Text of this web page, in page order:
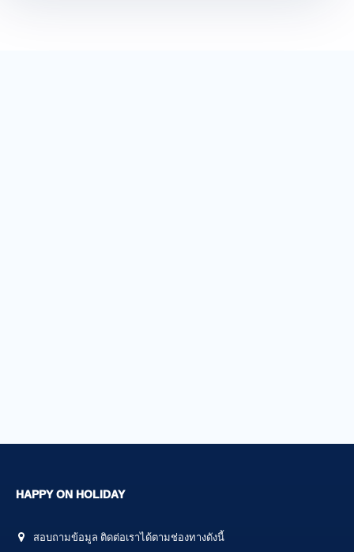
HAPPY ON HOLIDAY
สอบถามข้อมูล ติดต่อเราได้ตามช่องทางดังนี้